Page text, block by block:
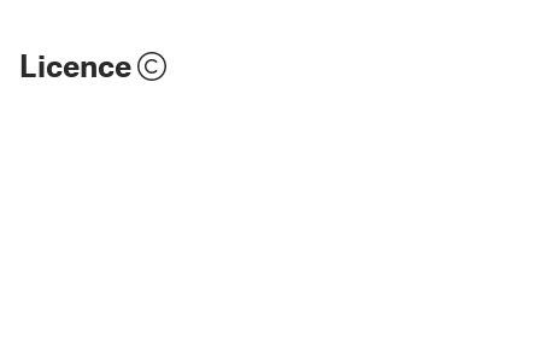
Licence